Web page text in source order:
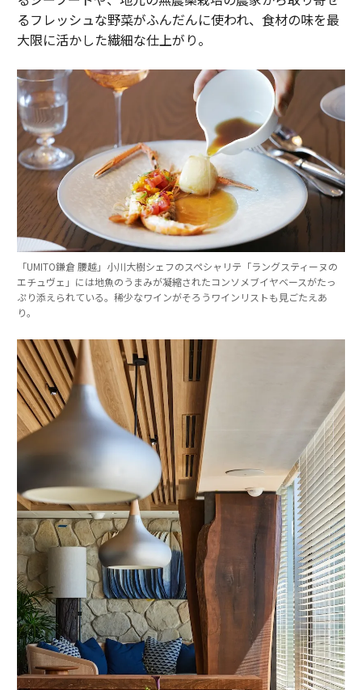
るフレッシュな野菜がふんだんに使われ、食材の味を最
大限に活かした繊細な仕上がり。
「UMITO鎌倉 腰越」小川大樹シェフのスペシャリテ「ラングスティーヌの
エチュヴェ」には地魚のうまみが凝縮されたコンソメブイヤベースがたっ
ぷり添えられている。稀少なワインがそろうワインリストも見ごたえあ
り。